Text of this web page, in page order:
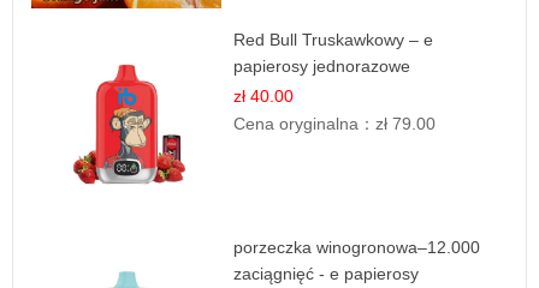
Red Bull Truskawkowy – e
papierosy jednorazowe
zł 40.00
Cena oryginalna：zł 79.00
porzeczka winogronowa–12.000
zaciągnięć - e papierosy